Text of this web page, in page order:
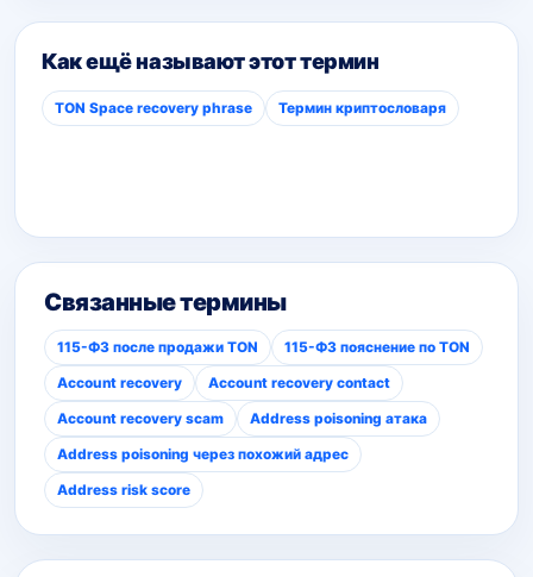
Как ещё называют этот термин
TON Space recovery phrase Термин криптословаря
Связанные термины
115-ФЗ после продажи TON 115-ФЗ пояснение по TON
Account recovery Account recovery contact
Account recovery scam Address poisoning атака
Address poisoning через похожий адрес
Address risk score